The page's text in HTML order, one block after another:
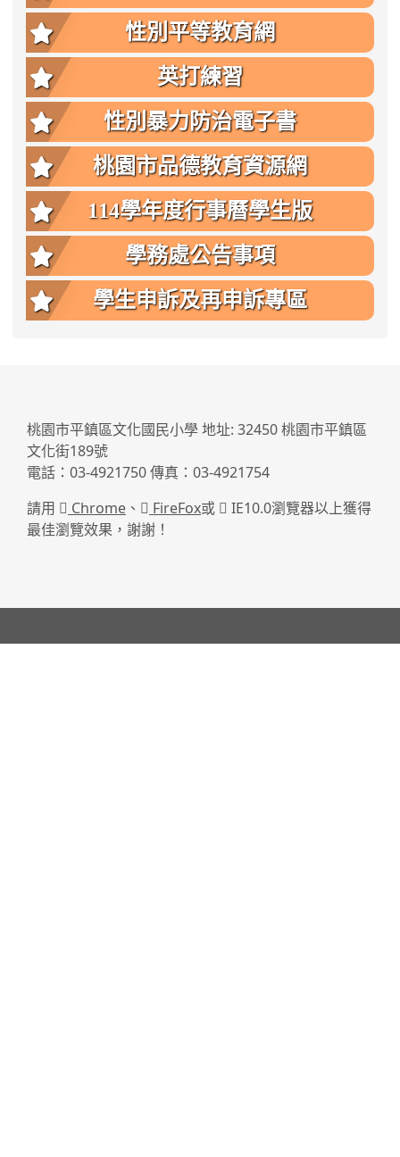
性別平等教育網
英打練習
性別暴力防治電子書
桃園市品德教育資源網
114學年度行事曆學生版
學務處公告事項
學生申訴及再申訴專區
桃園市平鎮區文化國民小學 地址: 32450 桃園市平鎮區
文化街189號
電話：03-4921750 傳真：03-4921754
請用
Chrome 、 FireFox或
IE10.0瀏覽器以上獲得
最佳瀏覽效果，謝謝！